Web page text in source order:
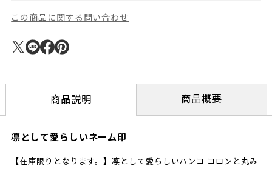
この商品に関する問い合わせ
商品説明 商品概要
凛として愛らしいネーム印
【在庫限りとなります。】凛として愛らしいハンコ コロンと丸み